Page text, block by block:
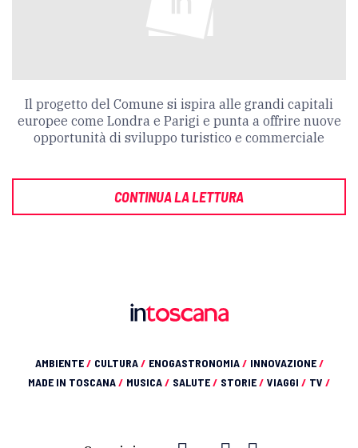
Il progetto del Comune si ispira alle grandi capitali
europee come Londra e Parigi e punta a offrire nuove
opportunità di sviluppo turistico e commerciale
CONTINUA LA LETTURA
AMBIENTE/ CULTURA/ ENOGASTRONOMIA/ INNOVAZIONE/
MADE IN TOSCANA/ MUSICA/ SALUTE/ STORIE/ VIAGGI / TV /